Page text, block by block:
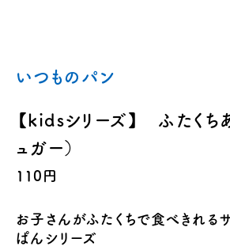
いつものパン
【kidsシリーズ】 ふたく
ュガー）
110円
お子さんがふたくちで食べきれる
ぱんシリーズ